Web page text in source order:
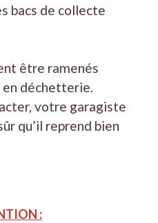
bacs de collecte
être ramenés
en déchetterie.
votre garagiste
qu’il reprend bien
: